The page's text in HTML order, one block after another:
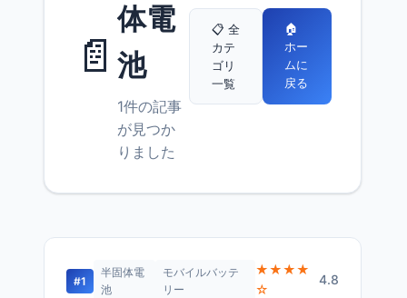
📄
体電
池
1件の記事
が見つか
りました
📋 全
カテ
ゴリ
一覧
🏠
ホー
ムに
戻る
#1
半固体電
池
モバイルバッテ
リー
★★★★
☆
4.8